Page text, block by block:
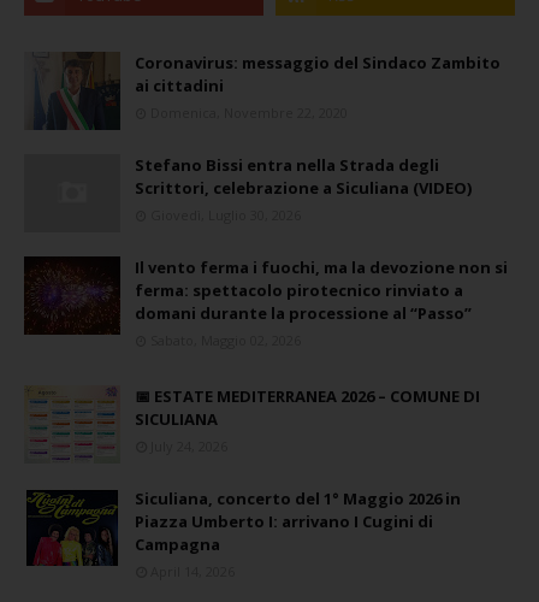
Coronavirus: messaggio del Sindaco Zambito
ai cittadini
Stefano Bissi entra nella Strada degli
Scrittori, celebrazione a Siculiana (VIDEO)
Il vento ferma i fuochi, ma la devozione non si
ferma: spettacolo pirotecnico rinviato a
domani durante la processione al “Passo”
📅 ESTATE MEDITERRANEA 2026 – COMUNE DI
SICULIANA
Siculiana, concerto del 1° Maggio 2026 in
Piazza Umberto I: arrivano I Cugini di
Campagna